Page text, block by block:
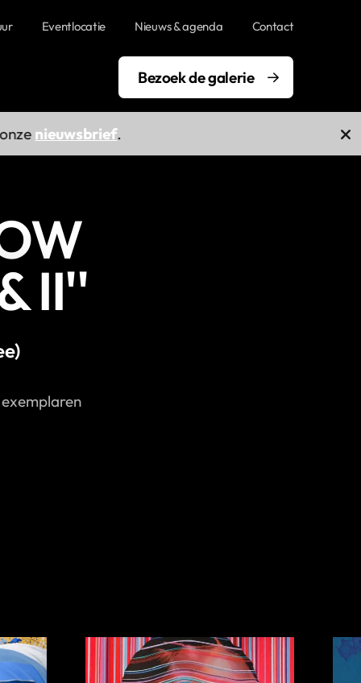
Eventlocatie Nieuws & agenda Contact
Bezoek de galerie
nieuwsbrief.
II''